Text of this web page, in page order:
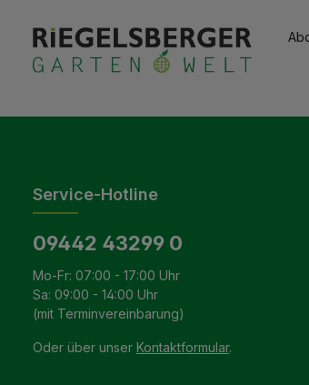
Service-Hotline
09442 43299 0
Mo-Fr: 07:00 - 17:00 Uhr
Sa: 09:00 - 14:00 Uhr
(mit Terminvereinbarung)
Oder über unser Kontaktformular.